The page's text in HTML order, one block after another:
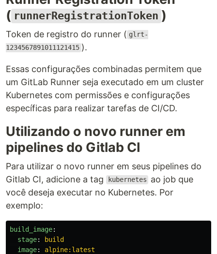
( runnerRegistrationToken )
Token de registro do runner ( glrt-
1234567891011121415 ).
Essas configurações combinadas permitem que
um GitLab Runner seja executado em um cluster
Kubernetes com permissões e configurações
específicas para realizar tarefas de CI/CD.
Utilizando o novo runner em
pipelines do Gitlab CI
Para utilizar o novo runner em seus pipelines do
Gitlab CI, adicione a tag
kubernetes
ao job que
você deseja executar no Kubernetes. Por
exemplo:
build_image:
stage:
build
image:
alpine:latest